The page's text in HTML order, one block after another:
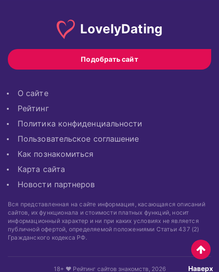
LovelyDating
Подобрать сайт
О сайте
Рейтинг
Политика конфиденциальности
Пользовательское соглашение
Как познакомиться
Карта сайта
Новости партнеров
Вся представленная на сайте информация, касающаяся описаний
сайтов, их функционала и стоимости платных функций, носит
информационный характер и ни при каких условиях не является
публичной офертой, определяемой положениями Статьи 437 (2)
Гражданского кодекса РФ.
18+ ❤ Рейтинг сайтов знакомств, 2026 Наверх